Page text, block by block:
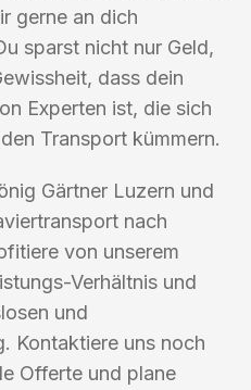
gerne an dich
sparst nicht nur Geld,
dass dein
Experten ist, die sich
Transport kümmern.
Gärtner Luzern und
nach
von unserem
Verhältnis und
und
Kontaktiere uns noch
Offerte und plane